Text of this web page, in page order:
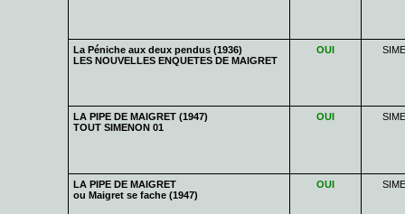
La Péniche aux deux pendus (1936)
LES NOUVELLES ENQUETES DE MAIGRET
OUI
LA PIPE DE MAIGRET (1947)
TOUT SIMENON 01
OUI
LA PIPE DE MAIGRET
ou Maigret se fache (1947)
OUI